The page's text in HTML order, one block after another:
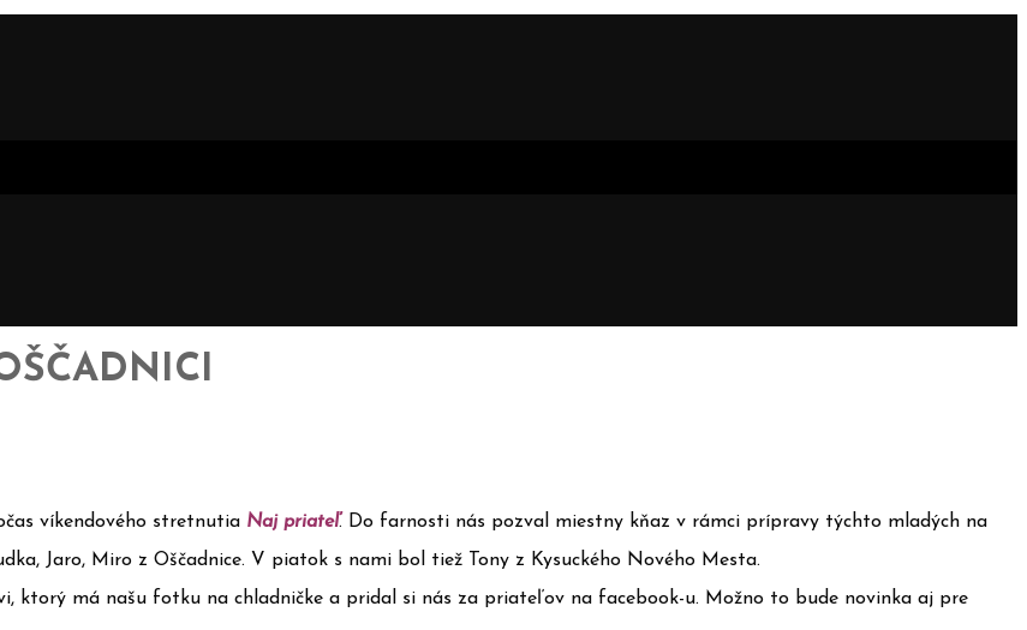
víkendového stretnutia Naj priateľ. Do farnosti nás pozval miestny kňaz v rámci prípravy týchto mladých na
Jaro, Miro z Oščadnice. V piatok s nami bol tiež Tony z Kysuckého Nového Mesta.
ktorý má našu fotku na chladničke a pridal si nás za priateľov na facebook-u. Možno to bude novinka aj pre